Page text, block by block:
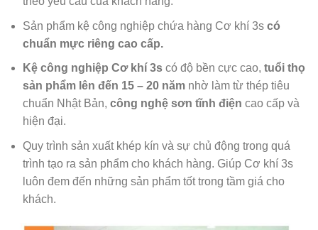
Sản phẩm kệ công nghiệp chứa hàng Cơ khí 3s có
chuẩn mực riêng cao cấp.
Kệ công nghiệp Cơ khí 3s có độ bền cực cao, tuổi thọ
sản phẩm lên đến 15 – 20 năm nhờ làm từ thép tiêu
chuẩn Nhật Bản, công nghệ sơn tĩnh điện cao cấp và
hiện đại.
Quy trình sản xuất khép kín và sự chủ động trong quá
trình tạo ra sản phẩm cho khách hàng. Giúp Cơ khí 3s
luôn đem đến những sản phẩm tốt trong tầm giá cho
khách.